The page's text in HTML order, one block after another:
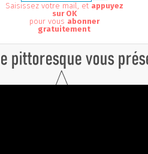
Saisissez votre mail, et appuyez
sur OK
pour vous abonner
gratuitement